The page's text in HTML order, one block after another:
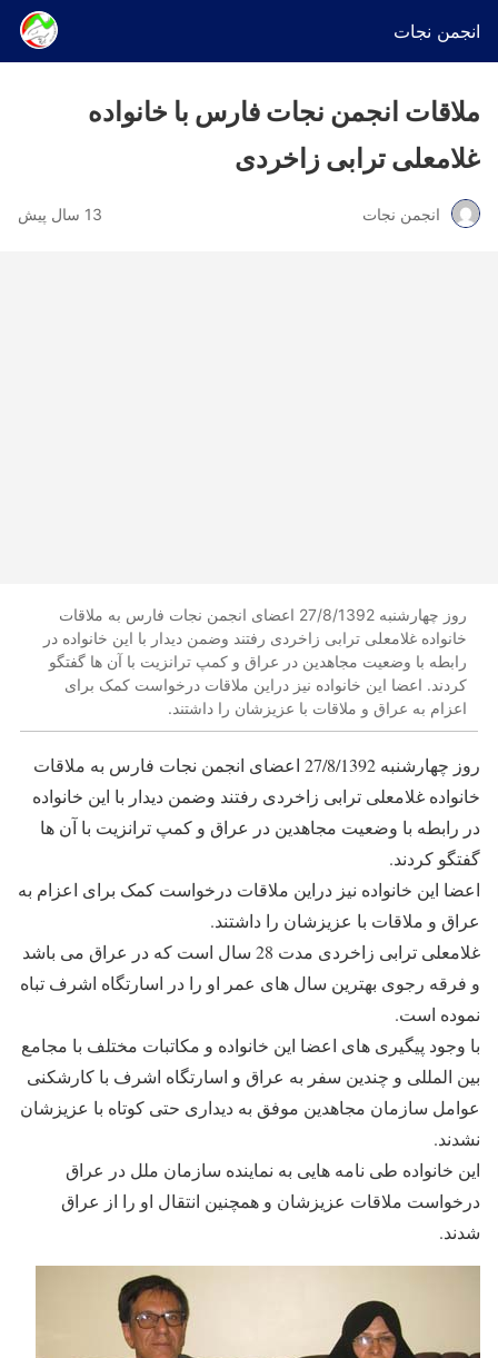
انجمن نجات
ملاقات انجمن نجات فارس با خانواده
غلامعلی ترابی زاخردی
انجمن نجات 13 سال پیش
روز چهارشنبه 27/8/1392 اعضای انجمن نجات فارس به ملاقات
خانواده غلامعلی ترابی زاخردی رفتند وضمن دیدار با این خانواده در
رابطه با وضعیت مجاهدین در عراق و کمپ ترانزیت با آن ها گفتگو
کردند. اعضا این خانواده نیز دراین ملاقات درخواست کمک برای
اعزام به عراق و ملاقات با عزیزشان را داشتند.
روز چهارشنبه 27/8/1392 اعضای انجمن نجات فارس به ملاقات
خانواده غلامعلی ترابی زاخردی رفتند وضمن دیدار با این خانواده
در رابطه با وضعیت مجاهدین در عراق و کمپ ترانزیت با آن ها
گفتگو کردند.
اعضا این خانواده نیز دراین ملاقات درخواست کمک برای اعزام به
عراق و ملاقات با عزیزشان را داشتند.
غلامعلی ترابی زاخردی مدت 28 سال است که در عراق می باشد
و فرقه رجوی بهترین سال های عمر او را در اسارتگاه اشرف تباه
نموده است.
با وجود پیگیری های اعضا این خانواده و مکاتبات مختلف با مجامع
بین المللی و چندین سفر به عراق و اسارتگاه اشرف با کارشکنی
عوامل سازمان مجاهدین موفق به دیداری حتی کوتاه با عزیزشان
نشدند.
این خانواده طی نامه هایی به نماینده سازمان ملل در عراق
درخواست ملاقات عزیزشان و همچنین انتقال او را از عراق
شدند.